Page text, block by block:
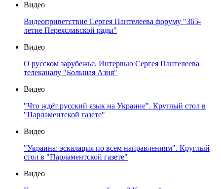
Видео
Видеоприветствие Сергея Пантелеева форуму "365-
летие Переяславской рады"
Видео
О русском зарубежье. Интервью Сергея Пантелеева
телеканалу "Большая Азия"
Видео
"Что ждёт русский язык на Украине". Круглый стол в
"Парламентской газете"
Видео
"Украина: эскалация по всем направлениям". Круглый
стол в "Парламентской газете"
Видео